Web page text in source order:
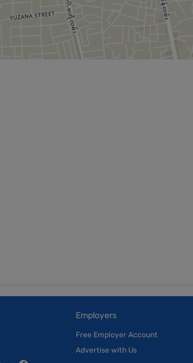
Employers
Free Employer Account
Advertise with Us